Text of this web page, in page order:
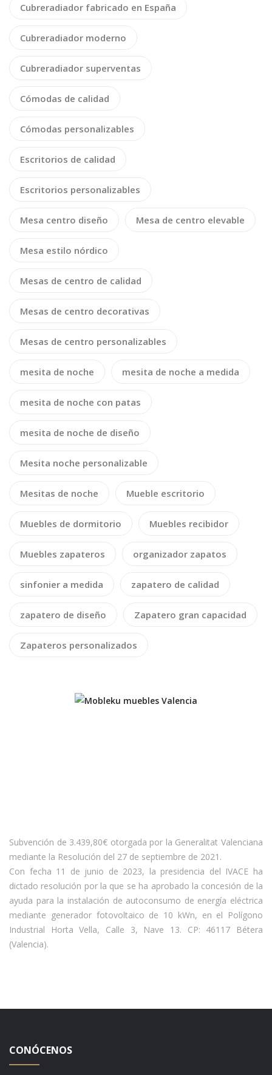
Cubreradiador fabricado en España
Cubreradiador moderno
Cubreradiador superventas
Cómodas de calidad
Cómodas personalizables
Escritorios de calidad
Escritorios personalizables
Mesa centro diseño Mesa de centro elevable
Mesa estilo nórdico
Mesas de centro de calidad
Mesas de centro decorativas
Mesas de centro personalizables
mesita de noche mesita de noche a medida
mesita de noche con patas
mesita de noche de diseño
Mesita noche personalizable
Mesitas de noche Mueble escritorio
Muebles de dormitorio Muebles recibidor
Muebles zapateros organizador zapatos
sinfonier a medida zapatero de calidad
zapatero de diseño Zapatero gran capacidad
Zapateros personalizados
Subvención de 3.439,80€ otorgada por la Generalitat Valenciana
mediante la Resolución del 27 de septiembre de 2021.
Con fecha 11 de junio de 2023, la presidencia del IVACE ha
dictado resolución por la que se ha aprobado la concesión de la
ayuda para la instalación de autoconsumo de energía eléctrica
mediante generador fotovoltaico de 10 kWn, en el Polígono
Industrial Horta Vella, Calle 3, Nave 13. CP: 46117 Bétera
(Valencia).
CONÓCENOS